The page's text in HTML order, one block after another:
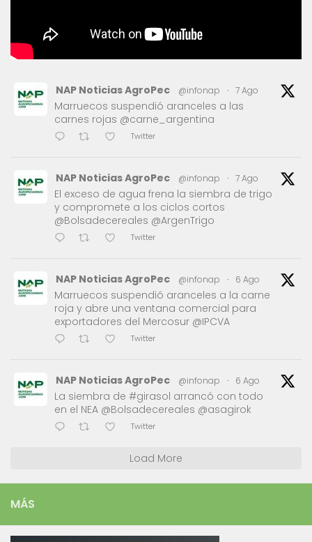
NAP Noticias AgroPec @infonap · 7 Ago
Marruecos suspendió aranceles a las
carnes rojas @carne_argentina
Twitter
NAP Noticias AgroPec @infonap · 7 Ago
El exceso de agua frena la siembra de trigo
y compromete a los ciclos cortos
@Bolsadecereales @ArgenTrigo
Twitter
NAP Noticias AgroPec @infonap · 6 Ago
Marruecos suspendió aranceles a la carne
roja y abre una ventana comercial para
exportadores del Mercosur @IPCVA
Twitter
NAP Noticias AgroPec @infonap · 6 Ago
La siembra de #girasol arrancó con todo
en el NEA @Bolsadecereales @asagirok
Twitter
Load More
MÁS